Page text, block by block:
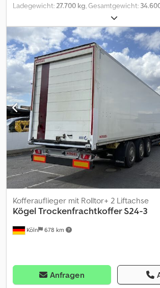
Ladegewicht:27.700 kg, Gesamtgewicht:
, Erstzulassung:
13.800 mm, Federung:Luft, Farbe:Weiß,
mechanisch, Ausstattung:ABS,
Änderungen und Zwischenverkauf
unter Ausschluss jeglicher Gewährleistung-Alle
Gewähr! Dkjdpfxjyn I H He Ankjr
Köln 678 km
Kofferauflieger mit Rolltor+ 2 Liftachse
KögelTrockenfrachtkoffer S24-3
Anfragen